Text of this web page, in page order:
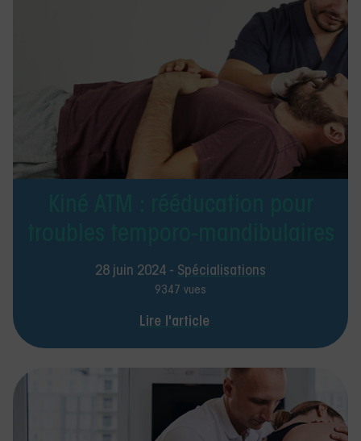
28 juin 2024 - Spécialisations
9347 vues
Lire l'article